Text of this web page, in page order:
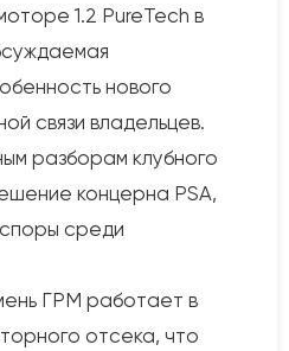
1.2 PureTech в
нового
связи владельцев.
разборам клубного
концерна PSA,
среди
ГРМ работает в
отсека, что